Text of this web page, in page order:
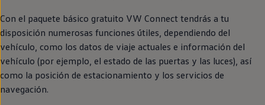
Con el paquete básico gratuito VW Connect tendrás a tu
disposición numerosas funciones útiles, dependiendo del
vehículo, como los datos de viaje actuales e información del
vehículo (por ejemplo, el estado de las puertas y las luces), así
como la posición de estacionamiento y los servicios de
navegación.